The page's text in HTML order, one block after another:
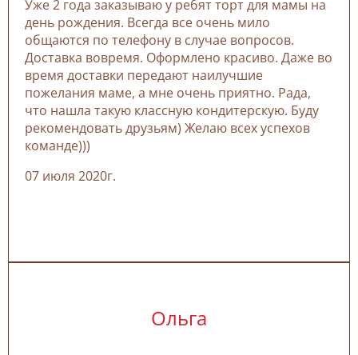
Уже 2 года заказываю у ребят торт для мамы на
день рождения. Всегда все очень мило
общаются по телефону в случае вопросов.
Доставка вовремя. Оформлено красиво. Даже во
время доставки передают наилучшие
пожелания маме, а мне очень приятно. Рада,
что нашла такую классную кондитерскую. Буду
рекомендовать друзьям) Желаю всех успехов
команде)))
07 июля 2020г.
Ольга